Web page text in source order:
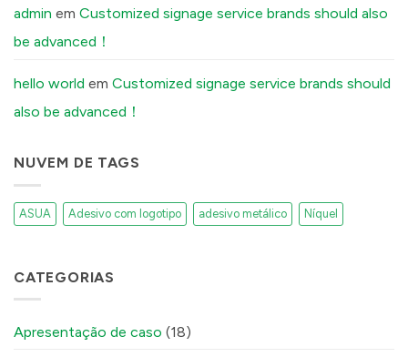
Aluminum
Stickers
Off
Our
Factory
It)
admin em Customized signage service brands should also
be advanced！
hello world em Customized signage service brands should
also be advanced！
NUVEM DE TAGS
ASUA Adesivo com logotipo adesivo metálico Níquel
CATEGORIAS
Apresentação de caso (18)